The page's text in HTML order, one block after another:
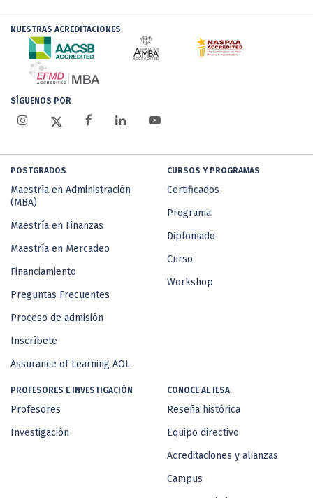
NUESTRAS ACREDITACIONES
SÍGUENOS POR
POSTGRADOS
Maestría en Administración
(MBA)
Maestría en Finanzas
Maestría en Mercadeo
Financiamiento
Preguntas Frecuentes
Proceso de admisión
Inscríbete
Assurance of Learning AOL
CURSOS Y PROGRAMAS
Certificados
Programa
Diplomado
Curso
Workshop
PROFESORES E INVESTIGACIÓN
Profesores
Investigación
CONOCE AL IESA
Reseña histórica
Equipo directivo
Acreditaciones y alianzas
Campus